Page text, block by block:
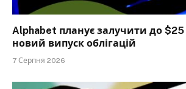
Alphabet планує залучити до
новий випуск облігацій
7 Серпня 2026